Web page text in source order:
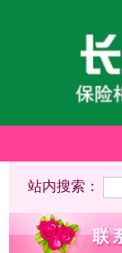
站内搜索：